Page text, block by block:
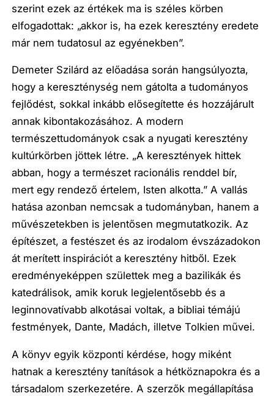
szerint ezek az értékek ma is széles körben
elfogadottak: „akkor is, ha ezek keresztény eredete
már nem tudatosul az egyénekben”.
Demeter Szilárd az előadása során hangsúlyozta,
hogy a kereszténység nem gátolta a tudományos
fejlődést, sokkal inkább elősegítette és hozzájárult
annak kibontakozásához. A modern
természettudományok csak a nyugati keresztény
kultúrkörben jöttek létre. „A keresztények hittek
abban, hogy a természet racionális renddel bír,
mert egy rendező értelem, Isten alkotta.” A vallás
hatása azonban nemcsak a tudományban, hanem a
művészetekben is jelentősen megmutatkozik. Az
építészet, a festészet és az irodalom évszázadokon
át merített inspirációt a keresztény hitből. Ezek
eredményeképpen születtek meg a bazilikák és
katedrálisok, amik koruk legjelentősebb és a
leginnovatívabb alkotásai voltak, a bibliai témájú
festmények, Dante, Madách, illetve Tolkien művei.
A könyv egyik központi kérdése, hogy miként
hatnak a keresztény tanítások a hétköznapokra és a
társadalom szerkezetére. A szerzők megállapítása